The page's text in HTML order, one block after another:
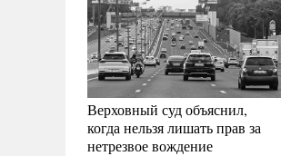
Верховный суд объяснил,
когда нельзя лишать прав за
нетрезвое вождение